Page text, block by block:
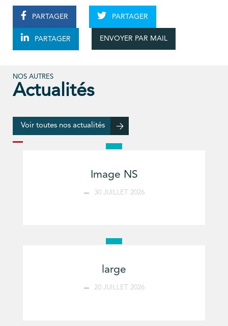
PARTAGER PARTAGER
PARTAGER ENVOYER PAR MAIL
NOS AUTRES
Actualités
Voir toutes nos actualités
Image NS
30 JUILLET 2026
large
20 JUILLET 2026